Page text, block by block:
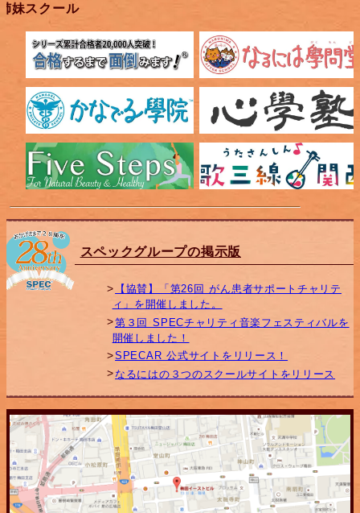
妹スクール
スペックグループの掲示版
【協賛】「第26回 がん患者サポートチャリテ
ィ」を開催しました。
第３回 SPECチャリティ音楽フェスティバルを
開催しました！
SPECAR 公式サイトをリリース！
なるにはの３つのスクールサイトをリリース